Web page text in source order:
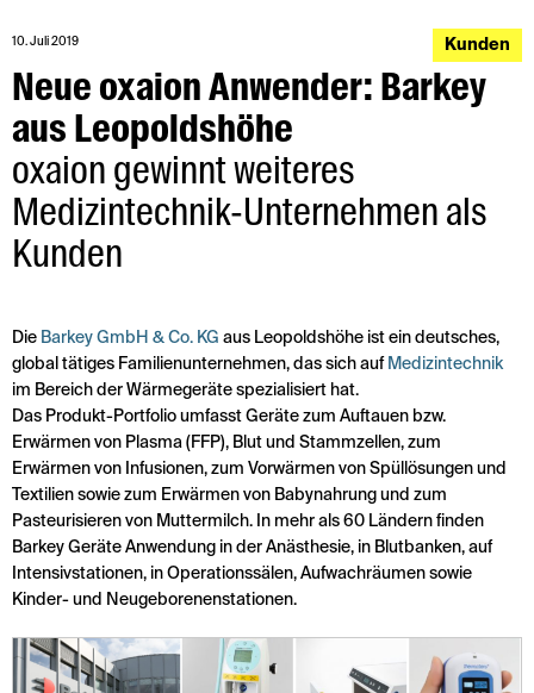
10. Juli 2019 Kunden
Neue oxaion Anwender: Barkey
aus Leopoldshöhe
oxaion gewinnt weiteres
Medizintechnik-Unternehmen als
Kunden
Die Barkey GmbH & Co. KG aus Leopoldshöhe ist ein deutsches,
global tätiges Familienunternehmen, das sich auf Medizintechnik
im Bereich der Wärmegeräte spezialisiert hat.
Das Produkt-Portfolio umfasst Geräte zum Auftauen bzw.
Erwärmen von Plasma (FFP), Blut und Stammzellen, zum
Erwärmen von Infusionen, zum Vorwärmen von Spüllösungen und
Textilien sowie zum Erwärmen von Babynahrung und zum
Pasteurisieren von Muttermilch. In mehr als 60 Ländern finden
Barkey Geräte Anwendung in der Anästhesie, in Blutbanken, auf
Intensivstationen, in Operationssälen, Aufwachräumen sowie
Kinder- und Neugeborenenstationen.